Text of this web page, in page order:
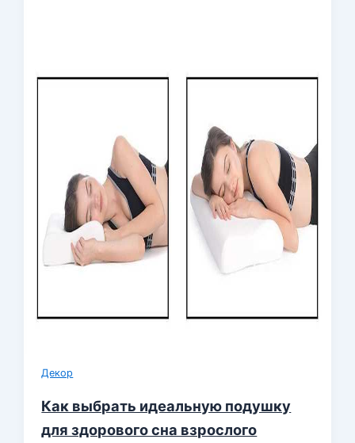
Декор
Как выбрать идеальную подушку
для здорового сна взрослого